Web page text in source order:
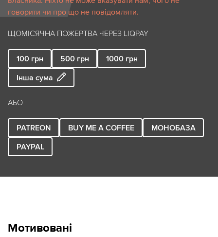
говорити чи про що не повідомляти.
ЩОМІСЯЧНА ПОЖЕРТВА ЧЕРЕЗ LIQPAY
100 грн 500 грн 1000 грн
Інша сума
АБО
PATREON BUY ME A COFFEE
МОНОБАЗА
PAYPAL
Мотивовані